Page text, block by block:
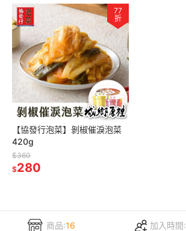
77
折
【協發行泡菜】剝椒催淚泡菜
420g
$360
$280
商品:16 加入時間: